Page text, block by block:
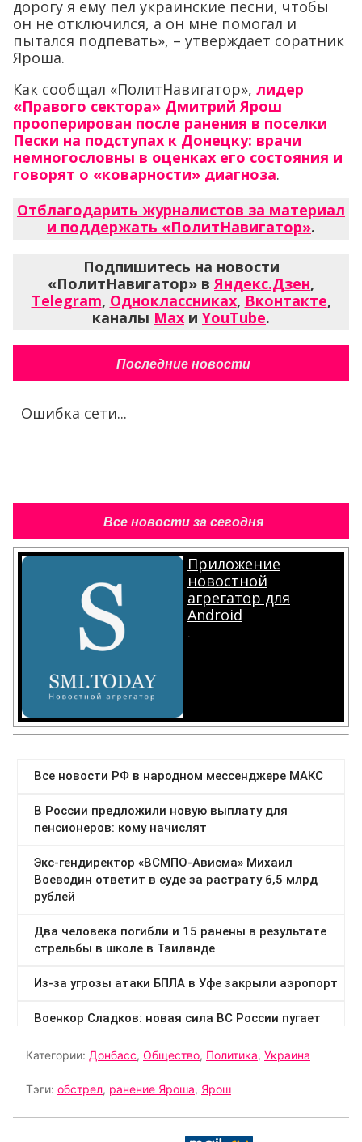
дорогу я ему пел украинские песни, чтобы
он не отключился, а он мне помогал и
пытался подпевать», – утверждает соратник
Яроша.
Как сообщал «ПолитНавигатор», лидер
«Правого сектора» Дмитрий Ярош
прооперирован после ранения в поселки
Пески на подступах к Донецку: врачи
немногословны в оценках его состояния и
говорят о «коварности» диагноза.
Отблагодарить журналистов за материал
и поддержать «ПолитНавигатор».
Подпишитесь на новости
«ПолитНавигатор» вЯндекс.Дзен,
Telegram, Одноклассниках, Вконтакте,
каналы Max и YouTube.
Последние новости
Ошибка сети...
Все новости за сегодня
Приложение
новостной
агрегатор для
Android
.
Категории: Донбасс, Общество, Политика, Украина
Тэги: обстрел, ранение Яроша, Ярош